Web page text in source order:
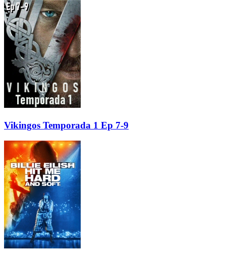
Vikingos Temporada 1 Ep 7-9